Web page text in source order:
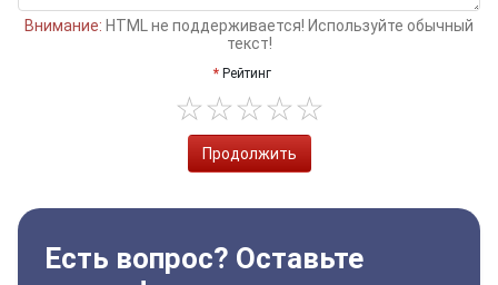
Внимание: HTML не поддерживается! Используйте обычный
текст!
Рейтинг
Продолжить
Есть вопрос? Оставьте